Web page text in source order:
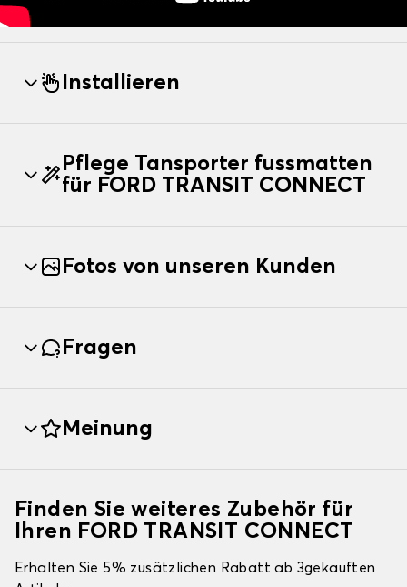
Installieren
Pflege Tansporter fussmatten
für FORD TRANSIT CONNECT
Fotos von unseren Kunden
Fragen
Meinung
Finden Sie weiteres Zubehör für
Ihren FORD TRANSIT CONNECT
Erhalten Sie 5% zusätzlichen Rabatt ab 3gekauften